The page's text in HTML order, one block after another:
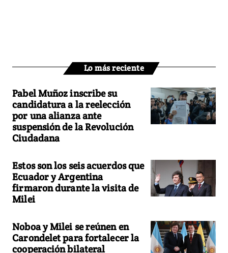
Lo más reciente
Pabel Muñoz inscribe su
candidatura a la reelección
por una alianza ante
suspensión de la Revolución
Ciudadana
Estos son los seis acuerdos que
Ecuador y Argentina
firmaron durante la visita de
Milei
Noboa y Milei se reúnen en
Carondelet para fortalecer la
cooperación bilateral